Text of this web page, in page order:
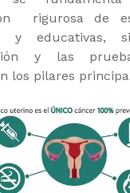
rigurosa de
y educativas,
y las
los pilares